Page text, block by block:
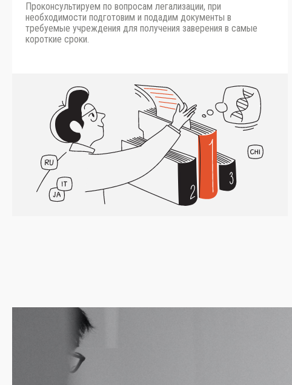
Проконсультируем по вопросам легализации, при
необходимости подготовим и подадим документы в
требуемые учреждения для получения заверения в самые
короткие сроки.